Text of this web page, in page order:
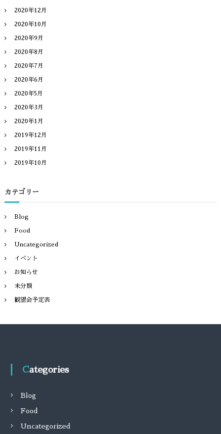
2020年12月
2020年10月
2020年9月
2020年8月
2020年7月
2020年6月
2020年5月
2020年3月
2020年1月
2019年12月
2019年11月
2019年10月
カテゴリー
Blog
Food
Uncategorized
イベント
お知らせ
未分類
観望会予定表
Categories
Blog
Food
Uncategorized